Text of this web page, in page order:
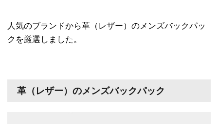
人気のブランドから革（レザー）のメンズバックパッ
クを厳選しました。
革（レザー）のメンズバックパック